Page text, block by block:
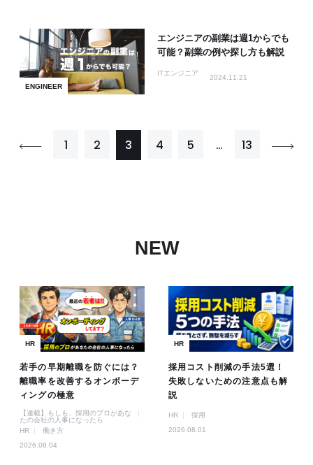
ENGINEER
エンジニアの副業は週1からでも
可能？副業の例や探し方も解説
ITエンジニア
2024.11.21
1 2 3 4 5 … 13
NEW
HR
若手の早期離職を防ぐには？
離職率を改善するオンボーデ
ィングの極意
【連載】もしも、採用のプロがあな
たの会社の人事になったら
HR
働き方
2026.08.04
HR
採用コスト削減の手法5選！
失敗しないための注意点も解
説
HR
採用
2026.08.01